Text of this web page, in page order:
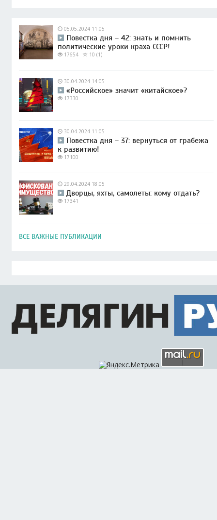
05.05.2024 11:05
Повестка дня – 42: знать и помнить
политические уроки краха СССР!
17654 10 (1)
30.04.2024 14:05
«Российское» значит «китайское»?
17330
30.04.2024 11:05
Повестка дня – 37: вернуться от грабежа
к развитию!
17100
29.04.2024 18:05
Дворцы, яхты, самолеты: кому отдать?
17341
ВСЕ ВАЖНЫЕ ПУБЛИКАЦИИ